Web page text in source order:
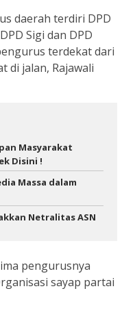
daerah terdiri DPD
Sigi dan DPD
terdekat dari
di jalan, Rajawali
Masyarakat
Disini !
Massa dalam
Netralitas ASN
pengurusnya
sayap partai